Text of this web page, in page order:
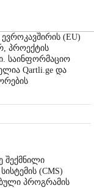
(EU)
პროექტის
საინფორმაციო
Qartli.ge და
შექმნილი
(CMS)
პროგრამის